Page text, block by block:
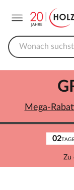
02
Zu
Mega-